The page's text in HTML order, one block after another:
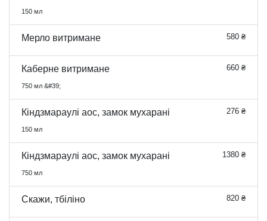
150 мл
Мерло витримане 580 ₴
Каберне витримане 660 ₴
750 мл &#39;
Кіндзмараулі aoc, замок мухарані 276 ₴
150 мл
Кіндзмараулі aoc, замок мухарані 1380 ₴
750 мл
Скажи, тбіліно 820 ₴